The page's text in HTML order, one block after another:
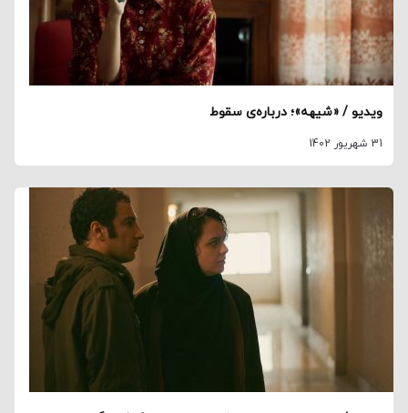
ویدیو / «شیهه»؛ درباره‌ی سقوط
31 شهریور 1402